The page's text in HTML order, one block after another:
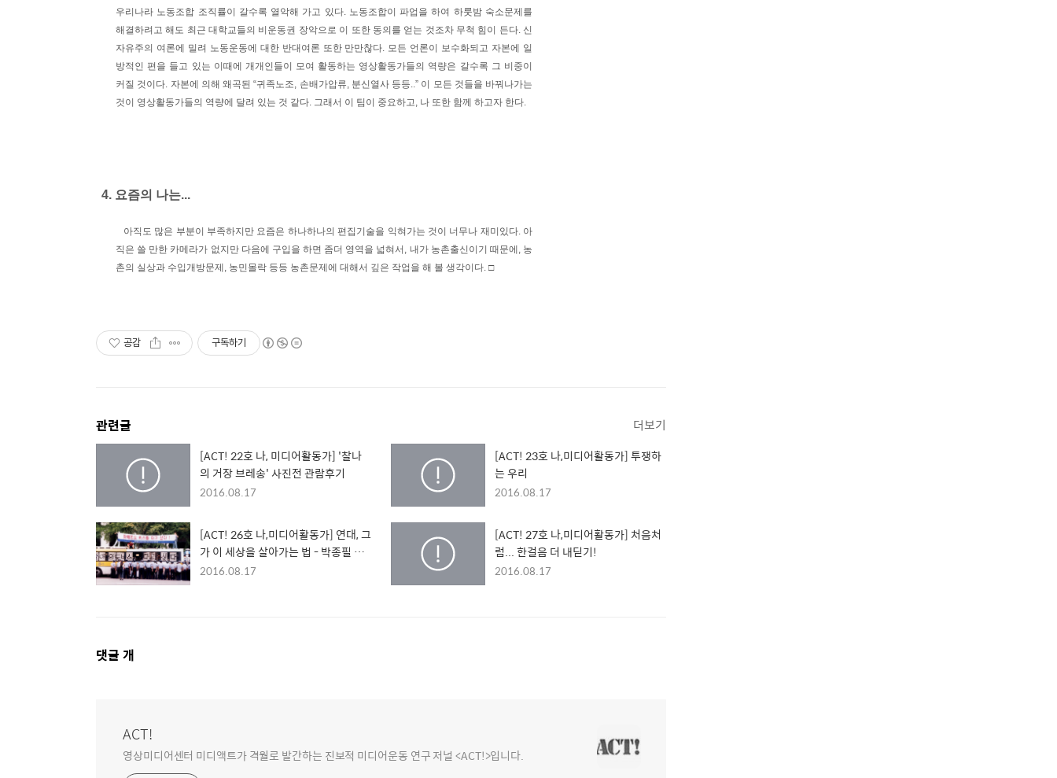
우리나라 노동조합 조직률이 갈수록 열악해 가고 있다. 노동조합이 파업을 하여 하룻밤 숙소문제를
해결하려고 해도 최근 대학교들의 비운동권 장악으로 이 또한 동의를 얻는 것조차 무척 힘이 든다. 신
자유주의 여론에 밀려 노동운동에 대한 반대여론 또한 만만찮다. 모든 언론이 보수화되고 자본에 일
방적인 편을 들고 있는 이때에 개개인들이 모여 활동하는 영상활동가들의 역량은 갈수록 그 비중이
커질 것이다. 자본에 의해 왜곡된 “귀족노조, 손배가압류, 분신열사 등등..” 이 모든 것들을 바꿔나가는
것이 영상활동가들의 역량에 달려 있는 것 같다. 그래서 이 팀이 중요하고, 나 또한 함께 하고자 한다.
4. 요즘의 나는...
아직도 많은 부분이 부족하지만 요즘은 하나하나의 편집기술을 익혀가는 것이 너무나 재미있다. 아
직은 쓸 만한 카메라가 없지만 다음에 구입을 하면 좀더 영역을 넓혀서, 내가 농촌출신이기 때문에, 농
촌의 실상과 수입개방문제, 농민몰락 등등 농촌문제에 대해서 깊은 작업을 해 볼 생각이다. □
공감 구독하기
관련글 더보기
[ACT! 22호 나, 미디어활동가] '찰나
의 거장 브레송' 사진전 관람후기
2016.08.17
[ACT! 23호 나,미디어활동가] 투쟁하
는 우리
2016.08.17
[ACT! 26호 나,미디어활동가] 연대, 그
가 이 세상을 살아가는 법 - 박종필 감
독과의 인터뷰 -
2016.08.17
[ACT! 27호 나,미디어활동가] 처음처
럼... 한걸음 더 내딛기!
2016.08.17
댓
댓글 개
ACT!
영상미디어센터 미디액트가 격월로 발간하는 진보적 미디어운동 연구 저널 <ACT!>입니다.